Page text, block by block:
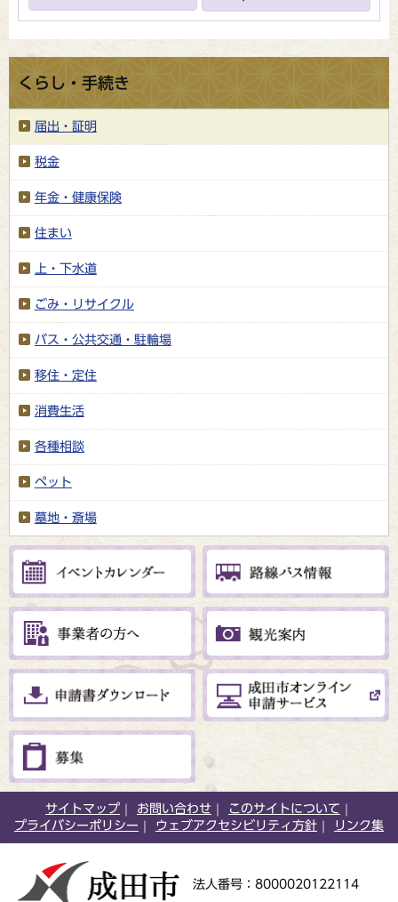
くらし・手続き
届出・証明
税金
年金・健康保険
住まい
上・下水道
ごみ・リサイクル
バス・公共交通・駐輪場
移住・定住
消費生活
各種相談
ペット
墓地・斎場
サイトマップ お問い合わせ
このサイトについて
プライバシーポリシー
ウェブアクセシビリティ方針 リンク集
法人番号：8000020122114